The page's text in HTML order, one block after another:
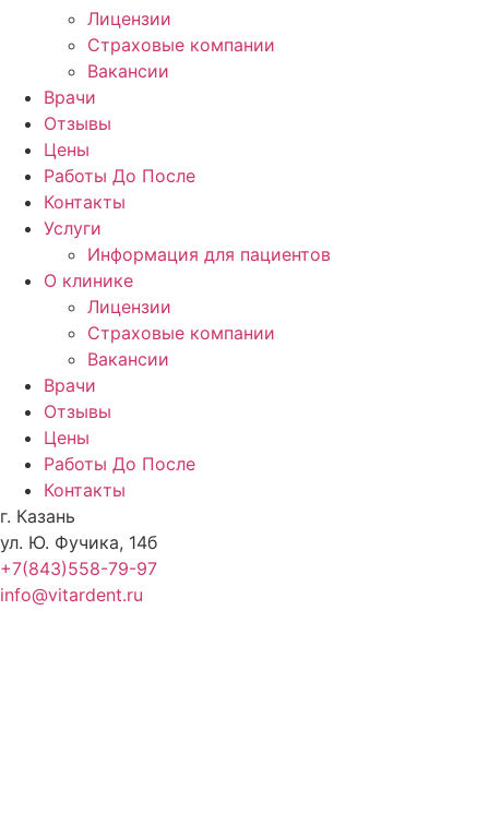
Лицензии
Страховые компании
Вакансии
Врачи
Отзывы
Цены
Работы До После
Контакты
Услуги
Информация для пациентов
О клинике
Лицензии
Страховые компании
Вакансии
Врачи
Отзывы
Цены
Работы До После
Контакты
г. Казань
ул. Ю. Фучика, 14б
+7(843)558-79-97
info@vitardent.ru